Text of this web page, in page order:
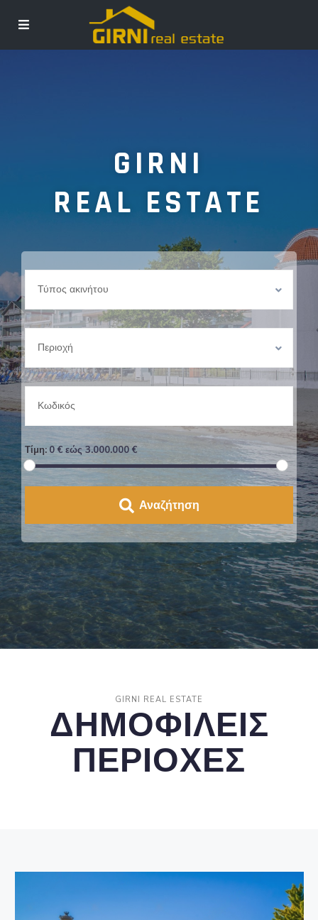
GIRNI
REAL ESTATE
Τύπος ακινήτου
Περιοχή
Τίμη: 0 € εώς 3.000.000 €
Αναζήτηση
GIRNI REAL ESTATE
ΔΗΜΟΦΙΛΕΙΣ
ΠΕΡΙΟΧΕΣ